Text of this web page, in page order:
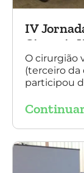
IV
Cirurgia
O cirurgião
(terceiro da
participou
29 de
SBACV
de Cirurgia